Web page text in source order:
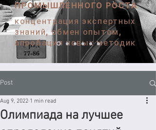
ПРОМЫШЛЕННОГО РОСТА
концентрация экспертных
знаний, обмен опытом,
апробация новых методик
Post
Олимпиада на лучшее
Aug 9, 2022 1 min read